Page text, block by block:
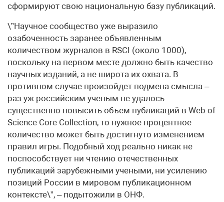
сформируют свою национальную базу публикаций.
\”Научное сообщество уже выразило
озабоченность заранее объявленным
количеством журналов в RSCI (около 1000),
поскольку на первом месте должно быть качество
научных изданий, а не широта их охвата. В
противном случае произойдет подмена смысла –
раз уж российским ученым не удалось
существенно повысить объем публикаций в Web of
Science Core Collection, то нужное процентное
количество может быть достигнуто изменением
правил игры. Подобный ход реально никак не
поспособствует ни чтению отечественных
публикаций зарубежными учеными, ни усилению
позиций России в мировом публикационном
контексте\”, – подытожили в ОНФ.